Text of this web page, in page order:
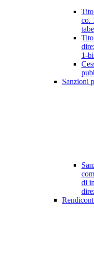
co.
1-
Sanzioni
di